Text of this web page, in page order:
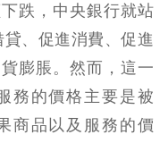
跌，中央銀行就站
、促進消費、促進
膨脹。然而，這一
務的價格主要是被
商品以及服務的價